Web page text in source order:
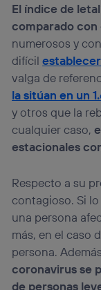
El índice de
comparado
numerosos y
difícilestablecer
valga de
la sitúan en un
y otros que la
cualquier caso,
estacionales
Respecto a su
contagioso. Si
una persona
más, en el caso
persona.
coronavirus se
de personas